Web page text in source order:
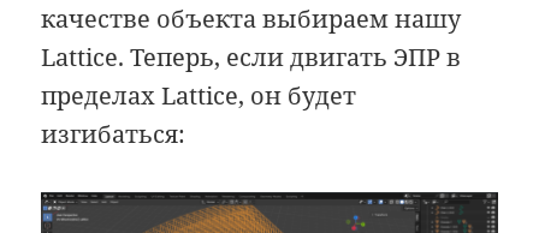
качестве объекта выбираем нашу
Lattice. Теперь, если двигать ЭПР в
пределах Lattice, он будет
изгибаться: